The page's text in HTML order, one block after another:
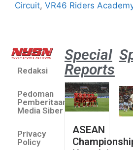
Circuit, VR46 Riders
Redaksi
Pedoman
Pemberitaan
Media Siber
Privacy
Policy
Special
Reports
ASEAN